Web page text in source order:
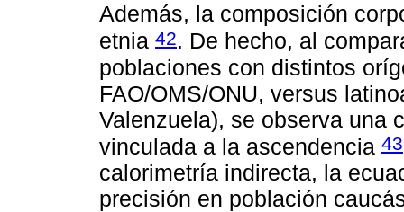
Además, la composición
etnia 42. De hecho, al
poblaciones con distintos
FAO/OMS/ONU, versus
Valenzuela), se observa una
vinculada a la ascendencia 43
calorimetría indirecta, la
precisión en población